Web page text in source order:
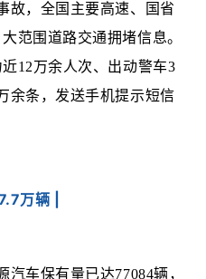
故，全国主要高速、国省
范围道路交通拥堵信息。
12万余人次、出动警车3
余条，发送手机提示短信
万辆 |
车保有量已达77084辆，